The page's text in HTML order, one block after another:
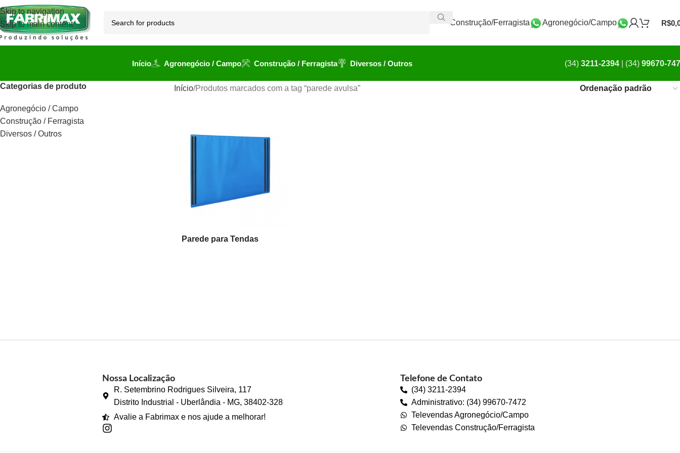
Skip to navigation
Skip to main content
Construção/Ferragista Agronegócio/Campo R$
Início Agronegócio / Campo Construção / Ferragista Diversos / Outros (34) 3211-2394 (34) 99670-
Categorias de produto
Agronegócio / Campo
Construção / Ferragista
Diversos / Outros
Início Produtos marcados com a tag “parede avulsa”
Parede para Tendas
Nossa Localização
R. Setembrino Rodrigues Silveira, 117
Distrito Industrial - Uberlândia - MG, 38402-328
Avalie a Fabrimax e nos ajude a melhorar!
Telefone de Contato
(34) 3211-2394
Administrativo: (34) 99670-7472
Televendas Agronegócio/Campo
Televendas Construção/Ferragista